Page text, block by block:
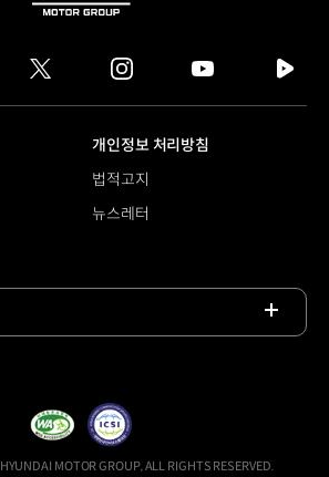
HYUNDAI
GROUP
twitter instagram
tv
개인정보 처리방침
법적고지
뉴스레터
MOTOR GROUP, ALL RIGHTS RESERVED.